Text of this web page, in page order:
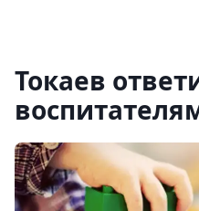
Токаев